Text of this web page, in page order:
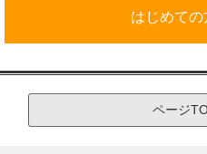
はじめて
ページ